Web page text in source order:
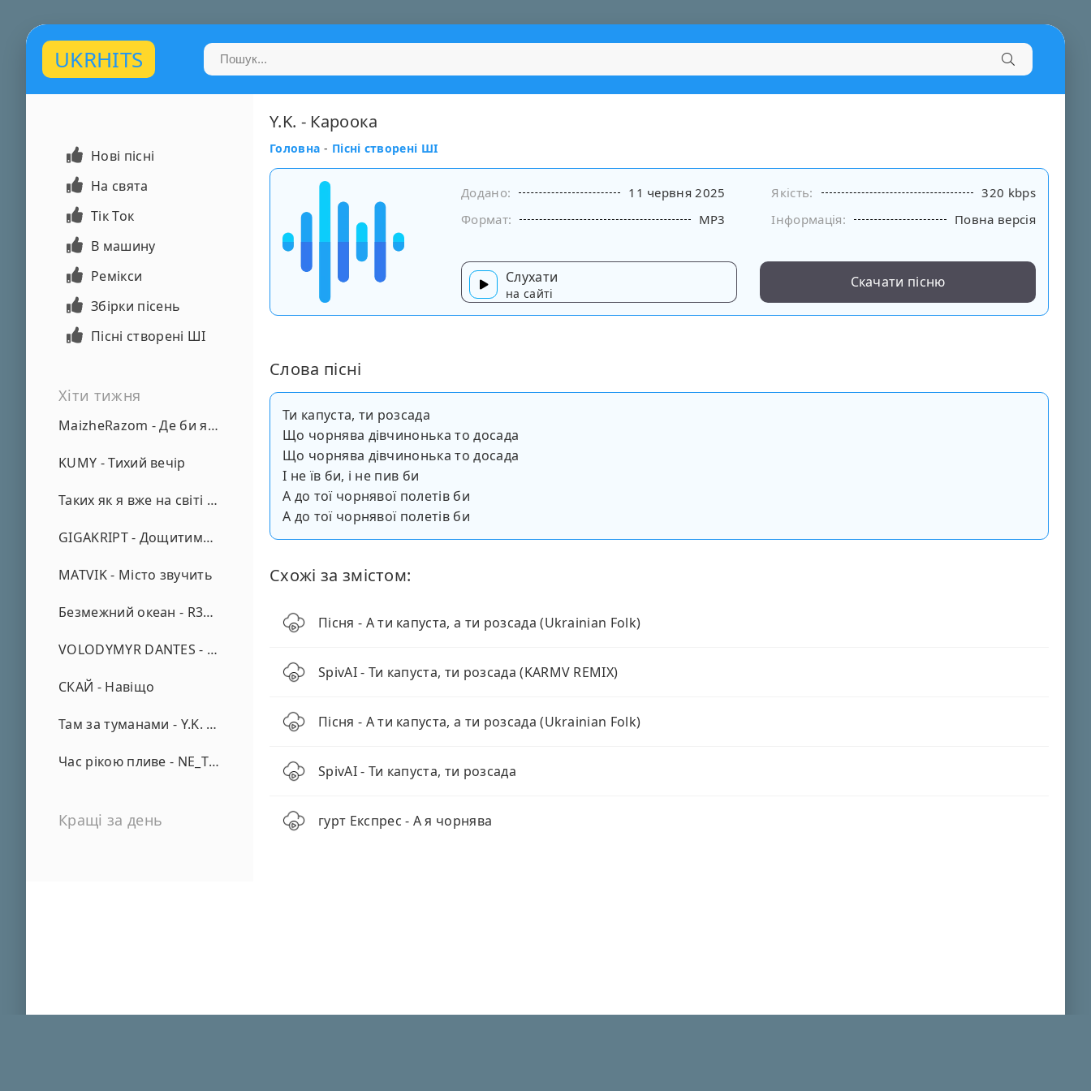
UKRHITS
Нові пісні
На свята
Тік Ток
В машину
Ремікси
Збірки пісень
Пісні створені ШІ
Хіти тижня
MaizheRazom - Де би я не був
KUMY - Тихий вечір
Таких як я вже на світі нема - А. Малярник
GIGAKRIPT - Дощитиме зима
MATVIK - Місто звучить
Безмежний океан - R3phase
VOLODYMYR DANTES - Просто кохаю (REMIX)
СКАЙ - Навіщо
Там за туманами - Y.K. Music
Час рікою пливе - NE_TVOYA_MRIYA
Кращі за день
Y.K. - Кароока
Головна - Пісні створені ШІ
Додано: 11 червня 2025 Якість:
320 kbps
Формат:
MP3 Інформація: Повна версія
Слухати
на сайті
Скачати пісню
Слова пісні
Ти капуста, ти розсада
Що чорнява дівчинонька то досада
Що чорнява дівчинонька то досада
І не їв би, і не пив би
А до тої чорнявої полетів би
А до тої чорнявої полетів би
Схожі за змістом:
Пісня - А ти капуста, а ти розсада (Ukrainian Folk)
SpivAI - Ти капуста, ти розсада (KARMV REMIX)
Пісня - А ти капуста, а ти розсада (Ukrainian Folk)
SpivAI - Ти капуста, ти розсада
гурт Експрес - А я чорнява